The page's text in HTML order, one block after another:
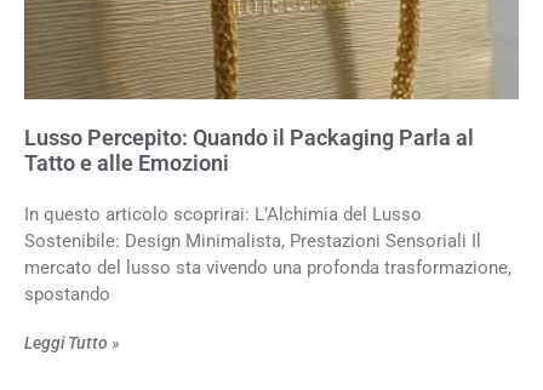
Lusso Percepito: Quando il Packaging Parla al
Tatto e alle Emozioni
In questo articolo scoprirai: L’Alchimia del Lusso
Sostenibile: Design Minimalista, Prestazioni Sensoriali Il
mercato del lusso sta vivendo una profonda trasformazione,
spostando
Leggi Tutto »